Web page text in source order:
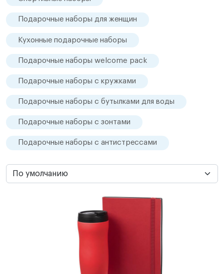
Подарочные наборы для женщин
Кухонные подарочные наборы
Подарочные наборы welcome pack
Подарочные наборы с кружками
Подарочные наборы с бутылками для воды
Подарочные наборы с зонтами
Подарочные наборы с антистрессами